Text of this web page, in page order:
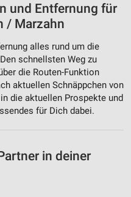
und Entfernung für
/ Marzahn
alles rund um die
schnellsten Weg zu
die Routen-Funktion
aktuellen Schnäppchen von
die aktuellen Prospekte und
für Dich dabei.
in deiner